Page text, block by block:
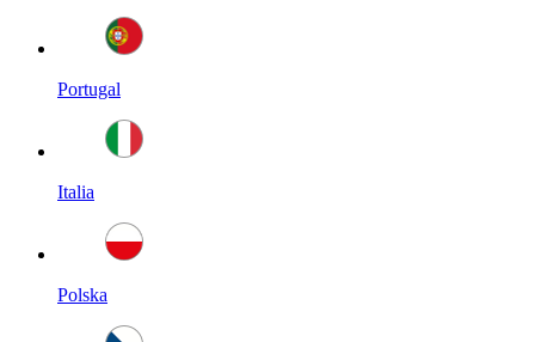
Portugal
Italia
Polska